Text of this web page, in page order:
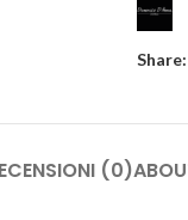
Share:
(0)